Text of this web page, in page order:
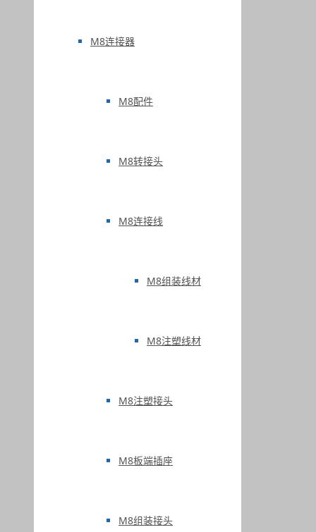
M8连接器
M8配件
M8转接头
M8连接线
M8组装线材
M8注塑线材
M8注塑接头
M8板端插座
M8组装接头